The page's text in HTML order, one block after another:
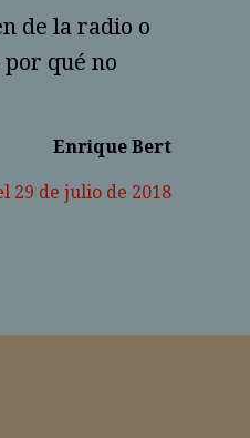
de la radio o
qué no
Enrique Bert
29 de julio de 2018